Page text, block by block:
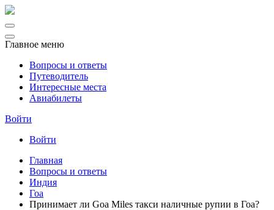
Главное меню
Вопросы и ответы
Путеводитель
Интересные места
Авиабилеты
Войти
Войти
Главная
Вопросы и ответы
Индия
Гоа
Принимает ли Goa Miles такси наличные рупии в Гоа?